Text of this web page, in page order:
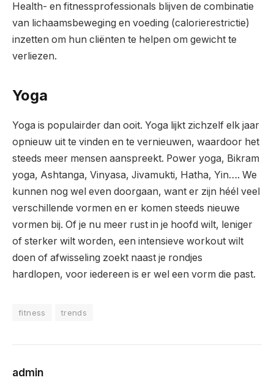
Health- en fitnessprofessionals blijven de combinatie
van lichaamsbeweging en voeding (calorierestrictie)
inzetten om hun cliënten te helpen om gewicht te
verliezen.
Yoga
Yoga is populairder dan ooit. Yoga lijkt zichzelf elk jaar
opnieuw uit te vinden en te vernieuwen, waardoor het
steeds meer mensen aanspreekt. Power yoga, Bikram
yoga, Ashtanga, Vinyasa, Jivamukti, Hatha, Yin…. We
kunnen nog wel even doorgaan, want er zijn héél veel
verschillende vormen en er komen steeds nieuwe
vormen bij. Of je nu meer rust in je hoofd wilt, leniger
of sterker wilt worden, een intensieve workout wilt
doen of afwisseling zoekt naast je rondjes
hardlopen, voor iedereen is er wel een vorm die past.
fitness trends
admin